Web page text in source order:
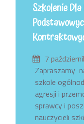
Szkolenie
Posted
on
7
Zapraszamy
szkole
agresji i
sprawcy i
nauczycieli